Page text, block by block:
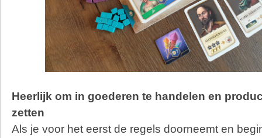
Heerlijk om in goederen te handelen en
zetten
Als je voor het eerst de regels doorneemt en